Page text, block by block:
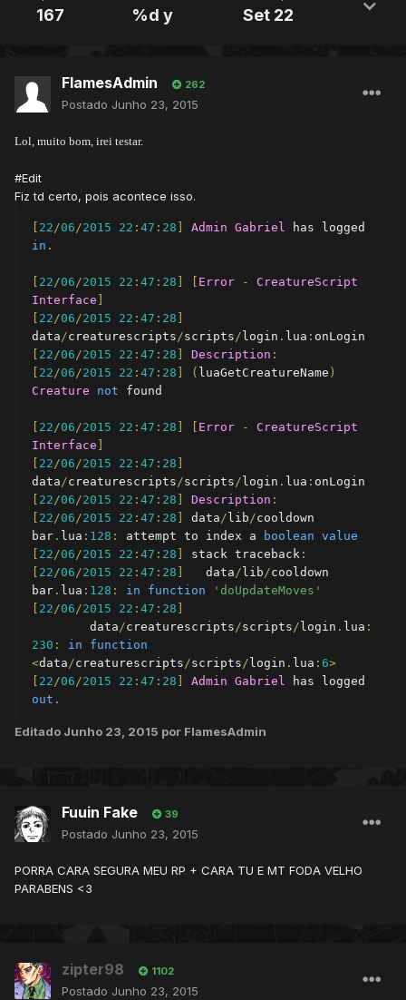
167 %d y Set 22
FlamesAdmin 262
Postado Junho 23, 2015
Lol, muito bom, irei testar.
#Edit
Fiz td certo, pois acontece isso.
22/06/2015 22 : 47 : 28 Admin Gabriel
in .
22/06/2015 22 : 47 : 28 Error -
CreatureScript
Interface
22/06/2015 22 : 47 : 28
data/creaturescripts/scripts/ login . lua :
22/06/2015 22 : 47 : 28 Description :
22/06/2015 22 : 47 : 28 ( luaGetCreatureName )
Creature
not found
22/06/2015 22 : 47 : 28 Error -
CreatureScript
Interface
22/06/2015 22 : 47 : 28
data/creaturescripts/scripts/ login . lua :
22/06/2015 22 : 47 : 28 Description :
22/06/2015 22 : 47 : 28 data/ lib/cooldown
bar . lua : 128 : attempt to index a boolean value
22/06/2015 22 : 47 : 28 stack traceback :
22/06/2015 22 : 47 : 28 data/ lib/cooldown
bar . lua : 128 : in function
'doUpdateMoves'
22/06/2015 22 : 47 : 28
data/creaturescripts/scripts/ login . lua :
230 : in
function
<data/creaturescripts/scripts/ login . lua : 6>
22/06/2015 22 : 47 : 28 Admin Gabriel
out .
Editado Junho 23, 2015 por FlamesAdmin
Fuuin Fake 39
Postado Junho 23, 2015
PORRA CARA SEGURA MEU RP + CARA TU E MT FODA VELHO
PARABENS <3
zipter98 1102
Postado Junho 23, 2015